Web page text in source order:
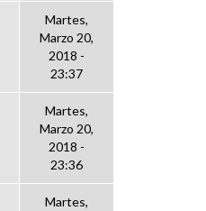
Martes,
Marzo 20,
2018 -
23:37
Martes,
Marzo 20,
2018 -
23:36
Martes,